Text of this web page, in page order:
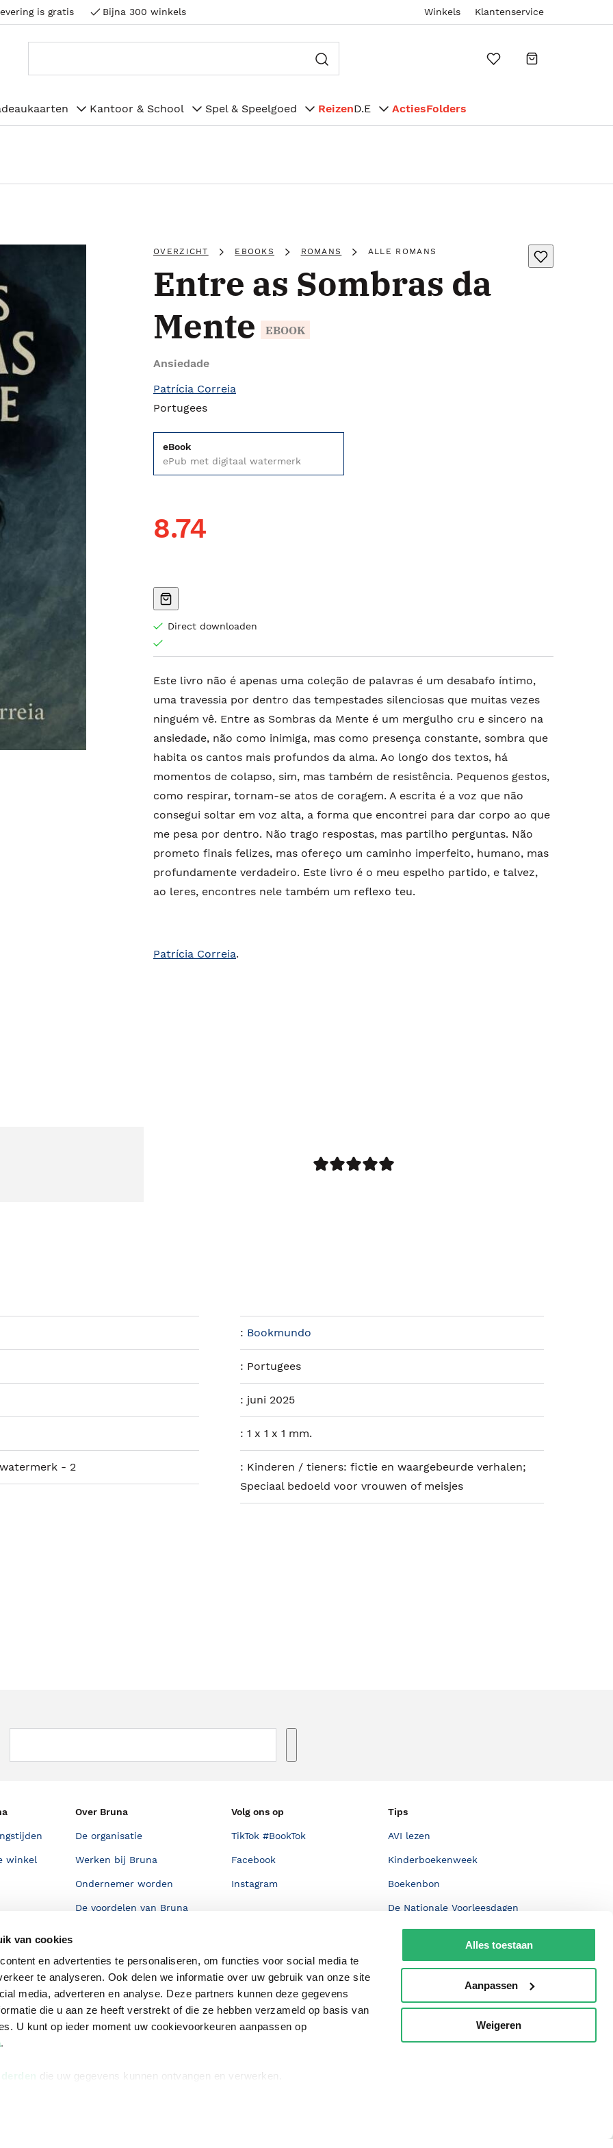
van cookies
en advertenties te personaliseren, om functies voor social media te
te analyseren. Ook delen we informatie over uw gebruik van onze site
media, adverteren en analyse. Deze partners kunnen deze gegevens
die u aan ze heeft verstrekt of die ze hebben verzameld op basis van
U kunt op ieder moment uw cookievoorkeuren aanpassen op
.
die uw gegevens kunnen ontvangen en verwerken.
Alles toestaan
Aanpassen
Weigeren
is gratis Bijna 300 winkels Winkels Klantenservice
Kantoor & School Spel & Speelgoed ReizenD.E ActiesFolders
OVERZICHT EBOOKS ROMANS ALLE ROMANS
Entre as Sombras da
Mente
EBOOK
Ansiedade
Patrícia Correia
Portugees
eBook
ePub met digitaal watermerk
8.74
Direct downloaden
Este livro não é apenas uma coleção de palavras é um desabafo íntimo,
uma travessia por dentro das tempestades silenciosas que muitas vezes
ninguém vê. Entre as Sombras da Mente é um mergulho cru e sincero na
ansiedade, não como inimiga, mas como presença constante, sombra que
habita os cantos mais profundos da alma. Ao longo dos textos, há
momentos de colapso, sim, mas também de resistência. Pequenos gestos,
como respirar, tornam-se atos de coragem. A escrita é a voz que não
consegui soltar em voz alta, a forma que encontrei para dar corpo ao que
me pesa por dentro. Não trago respostas, mas partilho perguntas. Não
prometo finais felizes, mas ofereço um caminho imperfeito, humano, mas
profundamente verdadeiro. Este livro é o meu espelho partido, e talvez,
ao leres, encontres nele também um reflexo teu.
Patrícia Correia.
: Bookmundo
: Portugees
: juni 2025
:1 x 1 x 1 mm.
- 2 : Kinderen / tieners: fictie en waargebeurde verhalen;
Speciaal bedoeld voor vrouwen of meisjes
winkel
Over Bruna
De organisatie
Werken bij Bruna
Ondernemer worden
De voordelen van Bruna
Discriminerende boeken
Volg ons op
TikTok #BookTok
Facebook
Instagram
Tips
AVI lezen
Kinderboekenweek
Boekenbon
De Nationale Voorleesdagen
Boekenweek